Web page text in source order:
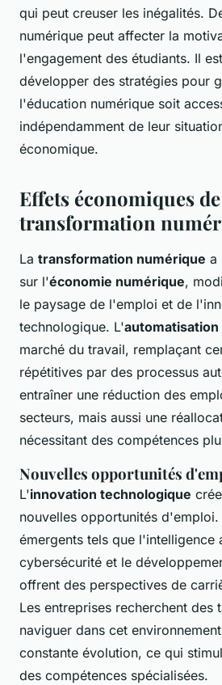
qui peut creuser les inégalités.
numérique peut affecter la
l'engagement des étudiants. Il
développer des stratégies pour
l'éducation numérique soit
indépendamment de leur
économique.
Effets économiques
transformation
La transformation numérique a
sur l'économie numérique,
le paysage de l'emploi et de
technologique. L'automatisation
marché du travail, remplaçant
répétitives par des processus
entraîner une réduction des
secteurs, mais aussi une
nécessitant des compétences
Nouvelles opportunités
L'innovation technologique
nouvelles opportunités d'emploi.
émergents tels que l'intelligence
cybersécurité et le
offrent des perspectives de
Les entreprises recherchent des
naviguer dans cet
constante évolution, ce qui
des compétences spécialisées.